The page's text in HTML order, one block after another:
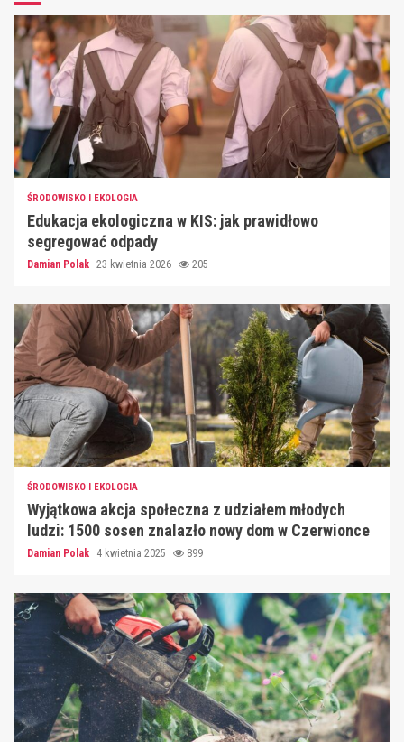
ŚRODOWISKO I EKOLOGIA
Edukacja ekologiczna w KIS: jak prawidłowo
segregować odpady
Damian Polak 23 kwietnia 2026 205
ŚRODOWISKO I EKOLOGIA
Wyjątkowa akcja społeczna z udziałem młodych
ludzi: 1500 sosen znalazło nowy dom w Czerwionce
Damian Polak 4 kwietnia 2025 899